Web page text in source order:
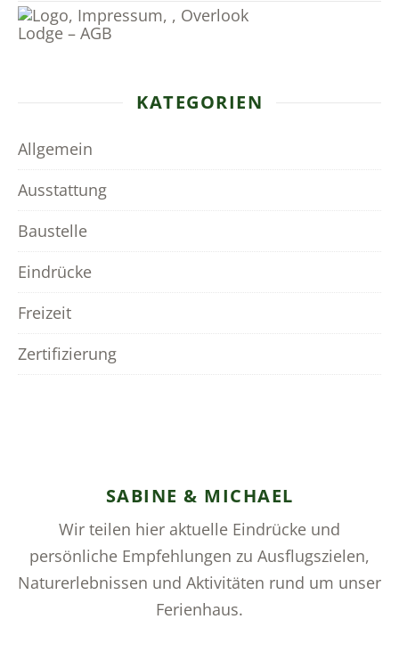
KATEGORIEN
Allgemein
Ausstattung
Baustelle
Eindrücke
Freizeit
Zertifizierung
SABINE & MICHAEL
Wir teilen hier aktuelle Eindrücke und
persönliche Empfehlungen zu Ausflugszielen,
Naturerlebnissen und Aktivitäten rund um unser
Ferienhaus.